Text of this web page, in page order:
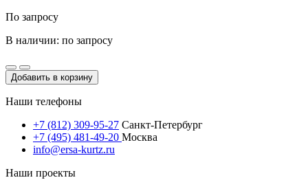
По запросу
В наличии: по запросу
Добавить в корзину
Наши телефоны
+7 (812) 309-95-27 Санкт-Петербург
+7 (495) 481-49-20 Москва
info@ersa-kurtz.ru
Наши проекты